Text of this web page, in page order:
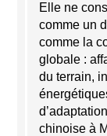
Elle ne
comme un
comme la
globale :
du terrain,
chinoise à